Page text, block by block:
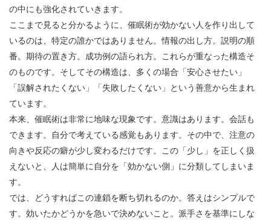
の中にも強化されていきます。
ここまで見ると分かるように、催眠術が効かない人を作り出して
いるのは、特定の誰かではありません。情報の出し方。説明の順
番。期待の置き方。成功例の語られ方。これらが重なった構造そ
のものです。そしてその構造は、多くの場合「安心させたい」
「誤解されたくない」「失敗したくない」という善意から生まれ
ています。
本来、催眠術は非常に地味な現象です。意識はあります。会話も
できます。自分で考えている感覚もあります。その中で、注意の
向きや反応の癖が少し変わるだけです。この「少し」を正しく扱
えないと、人は簡単に自分を「効かない側」に分類してしまいま
す。
では、どうすればこの連鎖を断ち切れるのか。答えはシンプルで
す。効いたかどうかを急いで決めないこと。派手さを基準にしな